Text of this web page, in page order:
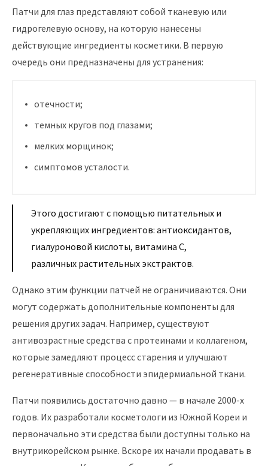
Патчи для глаз представляют собой тканевую или
гидрогелевую основу, на которую нанесены
действующие ингредиенты косметики. В первую
очередь они предназначены для устранения:
отечности;
темных кругов под глазами;
мелких морщинок;
симптомов усталости.
Этого достигают с помощью питательных и
укрепляющих ингредиентов: антиоксидантов,
гиалуроновой кислоты, витамина С,
различных растительных экстрактов.
Однако этим функции патчей не ограничиваются. Они
могут содержать дополнительные компоненты для
решения других задач. Например, существуют
антивозрастные средства с протеинами и коллагеном,
которые замедляют процесс старения и улучшают
регенеративные способности эпидермиальной ткани.
Патчи появились достаточно давно — в начале 2000-х
годов. Их разработали косметологи из Южной Кореи и
первоначально эти средства были доступны только на
внутрикорейском рынке. Вскоре их начали продавать в